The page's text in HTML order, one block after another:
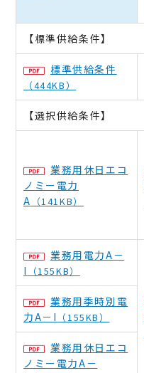
【標準供給条件】
標準供給条件
（444KB）
【選択供給条件】
業務用休日エコ
ノミー電力
A （141KB）
業務用電力A－
I
（155KB）
業務用季時別電
力A－I （155KB）
業務用休日エコ
ノミー電力A－